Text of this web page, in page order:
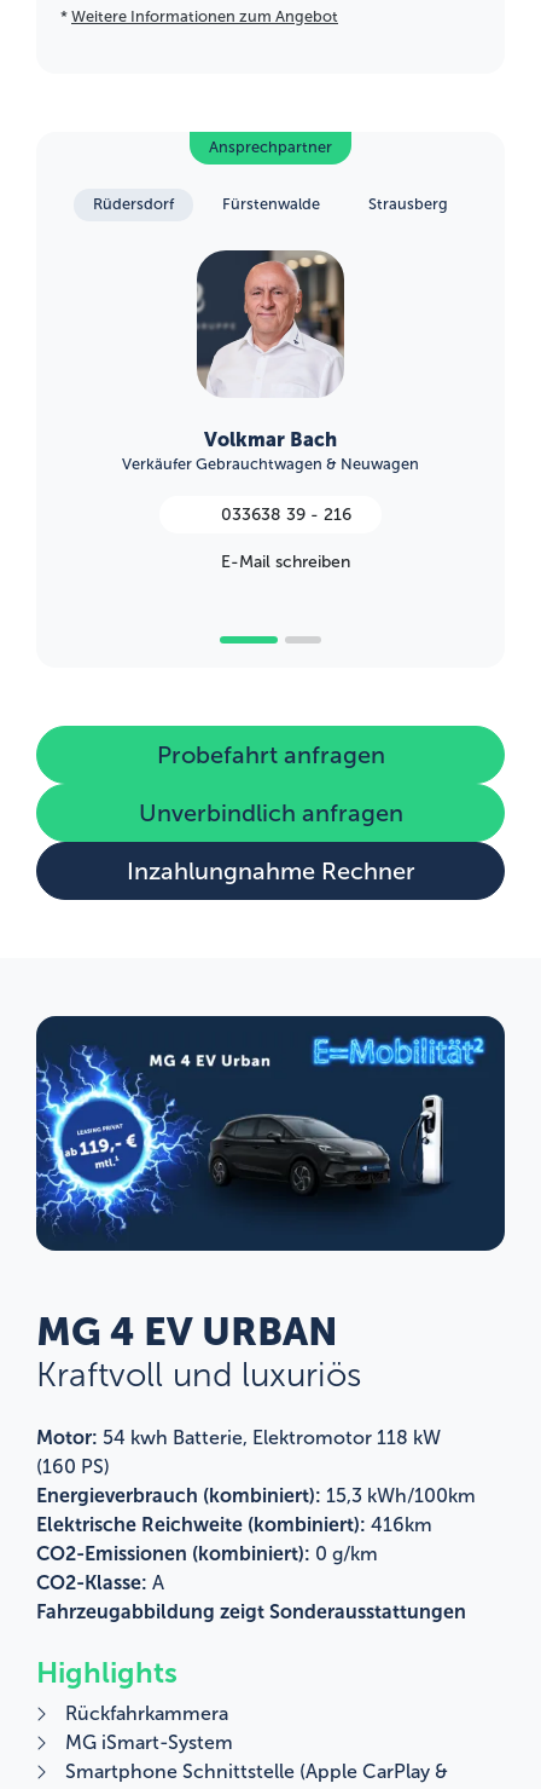
* Weitere Informationen zum Angebot
Ansprechpartner
Rüdersdorf Fürstenwalde Strausberg
Volkmar Bach
Verkäufer Gebrauchtwagen & Neuwagen
033638 39 - 216
E-Mail schreiben
Probefahrt anfragen
Unverbindlich anfragen
Inzahlungnahme Rechner
MG 4 EV URBAN
Kraftvoll und luxuriös
Motor: 54 kwh Batterie, Elektromotor 118 kW
(160 PS)
Energieverbrauch (kombiniert): 15,3 kWh/100km
Elektrische Reichweite (kombiniert): 416km
CO2-Emissionen (kombiniert): 0 g/km
CO2-Klasse: A
Fahrzeugabbildung zeigt Sonderausstattungen
Highlights
Rückfahrkammera
MG iSmart-System
Smartphone Schnittstelle (Apple CarPlay &